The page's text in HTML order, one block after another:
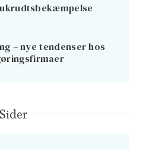
– nye tendenser hos
Sider